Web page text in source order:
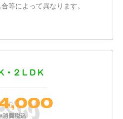
等によって異なります。
・２ＬＤＫ
*消費税込